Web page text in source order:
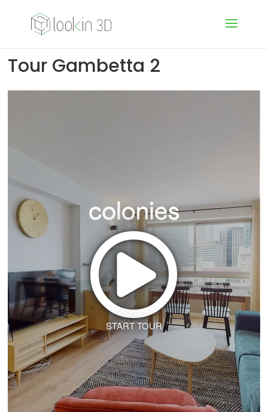
Tour Gambetta 2
START TOUR